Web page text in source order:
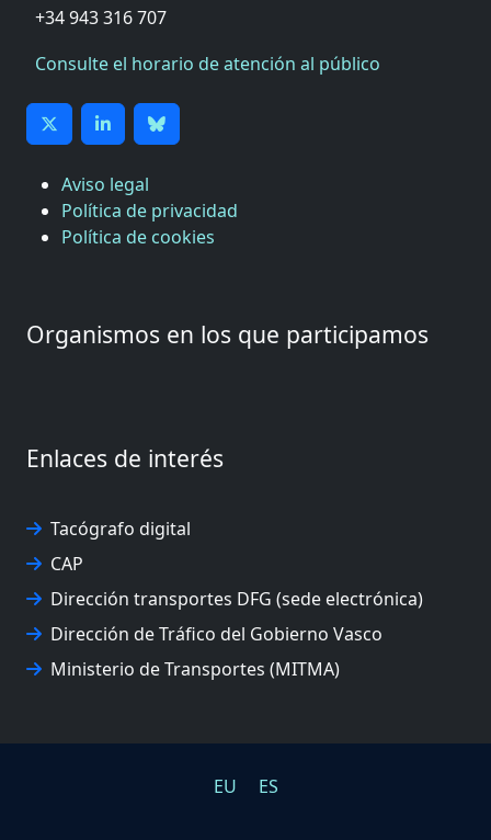
+34 943 316 707
Consulte el horario de atención al público
Aviso legal
Política de privacidad
Política de cookies
Organismos en los que participamos
Enlaces de interés
Tacógrafo digital
CAP
Dirección transportes DFG (sede electrónica)
Dirección de Tráfico del Gobierno Vasco
Ministerio de Transportes (MITMA)
EU ES